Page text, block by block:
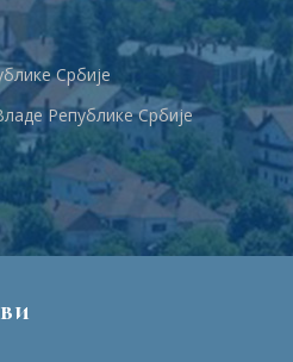
Србије
Републике Србије